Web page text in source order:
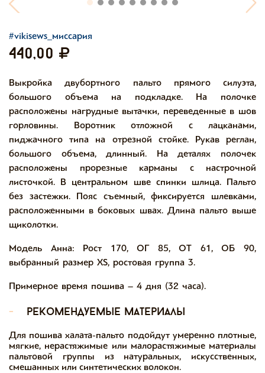
#vikisews_миссария
440,00
Выкройка двубортного пальто прямого силуэта,
большого объема на подкладке. На полочке
расположены нагрудные вытачки, переведенные в шов
горловины. Воротник отложной с лацканами,
пиджачного типа на отрезной стойке. Рукав реглан,
большого объема, длинный. На деталях полочек
расположены прорезные карманы с настрочной
листочкой. В центральном шве спинки шлица. Пальто
без застежки. Пояс съемный, фиксируется шлевками,
расположенными в боковых швах. Длина пальто выше
щиколотки.
Модель Анна: Рост 170, ОГ 85, ОТ 61, ОБ 90,
выбранный размер XS, ростовая группа 3.
Примерное время пошива – 4 дня (32 часа).
-
рекомендуемые материалы
Для пошива халата-пальто подойдут умеренно плотные,
мягкие, нерастяжимые или малорастяжимые материалы
пальтовой группы из натуральных, искусственных,
смешанных или синтетических волокон.